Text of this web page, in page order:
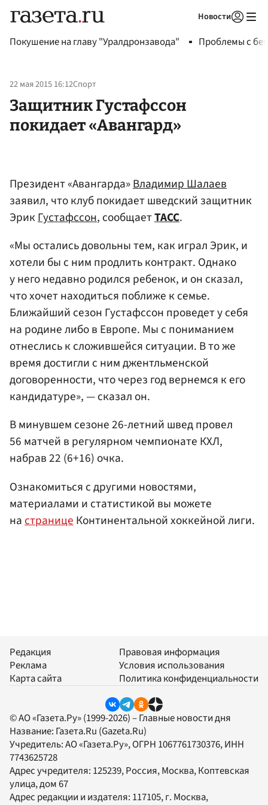
Новости
Покушение на главу "Уралдронзавода" Проблемы с
22 мая 2015 16:12Спорт
Защитник Густафссон
покидает «Авангард»
Президент «Авангарда»Владимир Шалаев
заявил, что клуб покидает шведский защитник
ЭрикГустафссон, сообщаетТАСС.
«Мы остались довольны тем, как играл Эрик, и
хотели бы с ним продлить контракт. Однако
у него недавно родился ребенок, и он сказал,
что хочет находиться поближе к семье.
Ближайший сезон Густафссон проведет у себя
на родине либо в Европе. Мы с пониманием
отнеслись к сложившейся ситуации. В то же
время достигли с ним джентльменской
договоренности, что через год вернемся к его
кандидатуре», — сказал он.
В минувшем сезоне 26-летний швед провел
56 матчей в регулярном чемпионате КХЛ,
набрав 22 (6+16) очка.
Ознакомиться с другими новостями,
материалами и статистикой вы можете
на странице Континентальной хоккейной лиги.
Редакция
Реклама
Карта сайта
Правовая информация
Условия использования
Политика конфиденциальности
© АО «Газета.Ру» (1999-2026) – Главные новости дня
Название: Газета.Ru (Gazeta.Ru)
Учредитель:АО «Газета.Ру», ОГРН 1067761730376, ИНН
7743625728
Адрес учредителя: 125239, Россия, Москва, Коптевская
улица, дом 67
Адрес редакции и издателя: 117105, г. Москва,